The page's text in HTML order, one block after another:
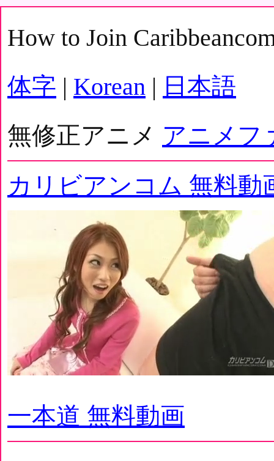
How to Join
体字 | Korean | 日本語
無修正アニメ アニメフ
カリビアンコム 無料動
一本道 無料動画